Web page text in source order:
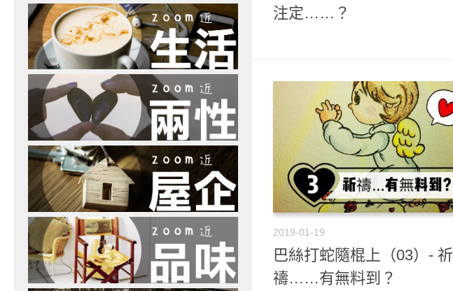
注定……？
2019-01-19
巴絲打蛇隨棍上（03）- 祈
禱……有無料到？